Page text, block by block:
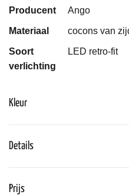
Producent Ango
Materiaal cocons van
Soort
verlichting
LED retro-fit
Kleur
Details
Prijs